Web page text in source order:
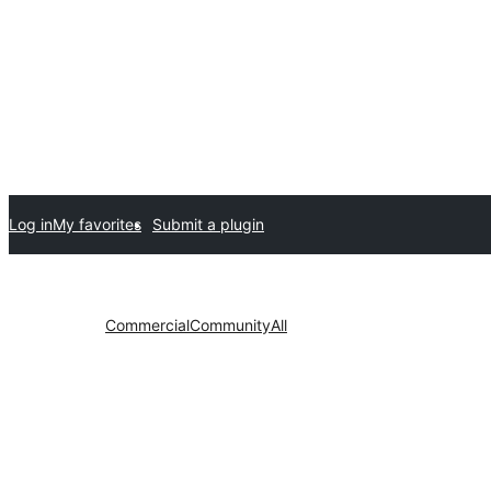
Submit a plugin
My favorites
Log in
All
Community
Commercial